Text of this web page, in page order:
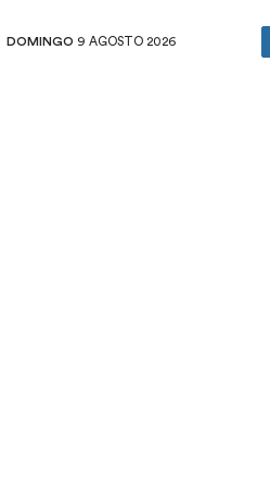
DOMINGO 9 AGOSTO 2026